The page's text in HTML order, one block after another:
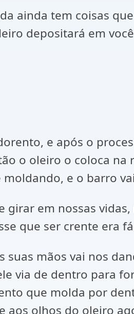
ainda tem coisas
depositará em
e após o
o oleiro o coloca na
e o barro
em nossas
que ser crente era
mãos vai nos
via de dentro para
que molda por
olhos do oleiro